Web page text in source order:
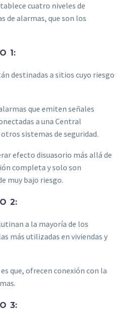
cuatro niveles de
de alarmas, que son los
1:
destinadas a sitios cuyo riesgo
que emiten señales
a una Central
sistemas de seguridad.
efecto disuasorio más allá de
completa y solo son
muy bajo riesgo.
2:
a la mayoría de los
más utilizadas en viviendas y
que, ofrecen conexión con la
3: